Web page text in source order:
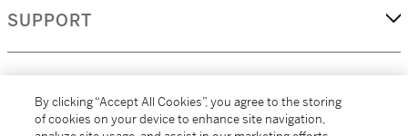
SUPPORT
By clicking “Accept All Cookies”, you agree to the storing
of cookies on your device to enhance site navigation,